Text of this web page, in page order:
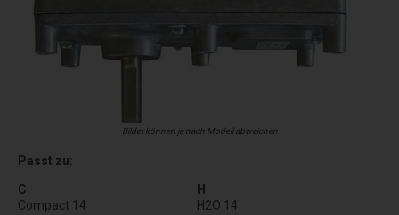
Bilder können je nach Modell abweichen
Passt zu:
C
Compact 14
H
H2O 14